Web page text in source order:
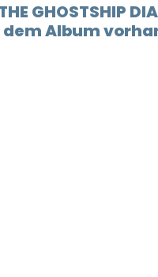
GHOSTSHIP
dem Album